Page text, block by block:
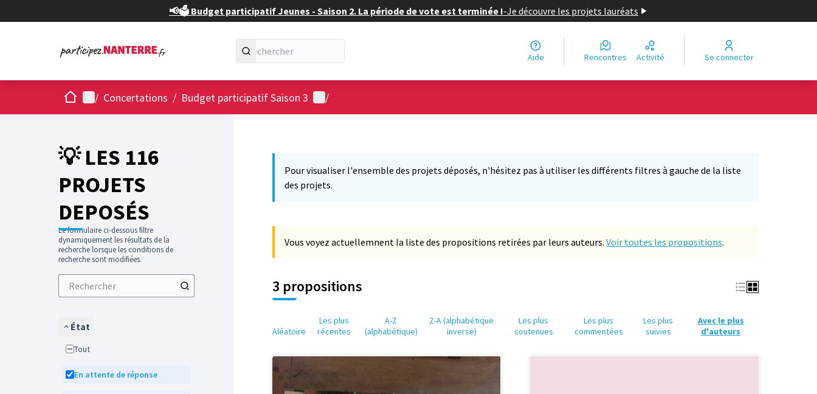
📢🗳️ Budget participatif Jeunes - Saison 2. La période de vote est terminée !-Je découvre les projets lauréats
Aide Rencontres Activité Se connecter
AccueilMenu principal
/ Concertations / Budget participatif Saison 3 Menu utilisateur
/
💡 LES 116
PROJETS
DEPOSÉS
Le formulaire ci-dessous filtre
dynamiquement les résultats de la
recherche lorsque les conditions de
recherche sont modifiées.
État
Tout
En attente de réponse
Pour visualiser l'ensemble des projets déposés, n'hésitez pas à utiliser les différents filtres à gauche de la liste
des projets.
Vous voyez actuellemnent la liste des propositions retirées par leurs auteurs. Voir toutes les propositions.
3 propositions
Aléatoire
Les plus
récentes
A-Z
(alphabétique)
Z-A (alphabétique
inverse)
Les plus
soutenues
Les plus
commentées
Les plus
suivies
Avec le plus
d'auteurs